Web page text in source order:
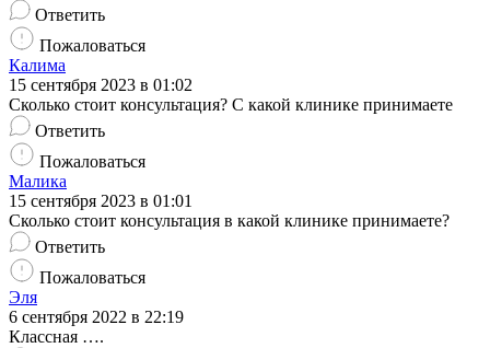
Ответить
Пожаловаться
Калима
15 сентября 2023 в 01:02
Сколько стоит консультация? С какой клинике принимаете
Ответить
Пожаловаться
Малика
15 сентября 2023 в 01:01
Сколько стоит консультация в какой клинике принимаете?
Ответить
Пожаловаться
Эля
6 сентября 2022 в 22:19
Классная ….